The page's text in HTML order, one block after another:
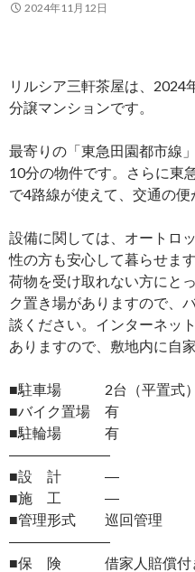
2024年11月12日
リルシア三軒茶屋は、2024
分譲マンションです。
最寄りの「東急田園都市線
10分の物件です。さらに東
で4路線が使えて、交通の便
設備に関しては、オートロ
性の方も安心して暮らせま
荷物を受け取れない方にと
ク置き場がありますので、
談ください。インターネッ
ありますので、敷地内に自
■駐車場 2台（平置式）
■バイク置場 有
■駐輪場 有
―――――――
■設 計 ―
■施 工 ―
■管理形式 巡回管理
―――――――
■保 険 借家人賠償付き